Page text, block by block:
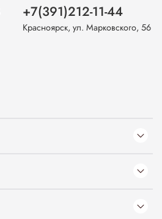
+7(391)212-11-44
Красноярск, ул. Марковского, 56